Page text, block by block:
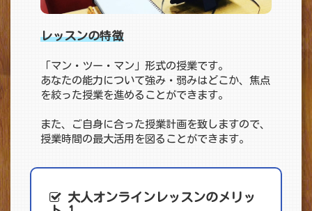
レッスンの特徴
「マン・ツー・マン」形式の授業です。
あなたの能力について強み・弱みはどこか、焦点
を絞った授業を進めることができます。
また、ご自身に合った授業計画を致しますので、
授業時間の最大活用を図ることができます。
大人オンライン レッスンのメリッ